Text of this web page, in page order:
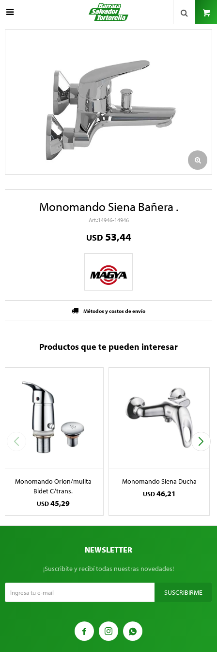

Monomando Siena Bañera .
14946-14946
USD 53,44
Métodos y costos de envío
Productos que te pueden interesar
Monomando Orion/mulita
Bidet C/trans.
USD 45,29
Monomando Siena Ducha
USD 46,21
  
NEWSLETTER
¡Suscribite y recibí todas nuestras novedades!
SUSCRIBIRME